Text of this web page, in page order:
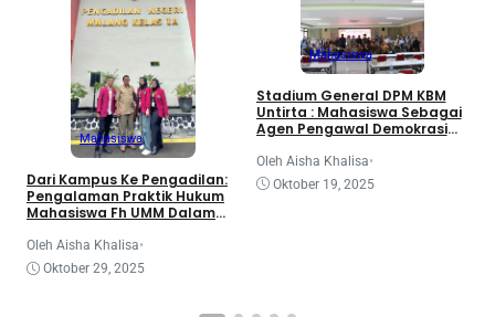
Mahasiswa
Dari Kampus Ke Pengadilan:
Pengalaman Praktik Hukum
Mahasiswa Fh UMM Dalam
Oleh Aisha Khalisa•
Oktober 29, 2025
Mahasiswa
Stadium General DPM KBM
Untirta : Mahasiswa Sebagai
Agen Pengawal Demokrasi
Nasional
Oleh Aisha Khalisa•
Oktober 19, 2025